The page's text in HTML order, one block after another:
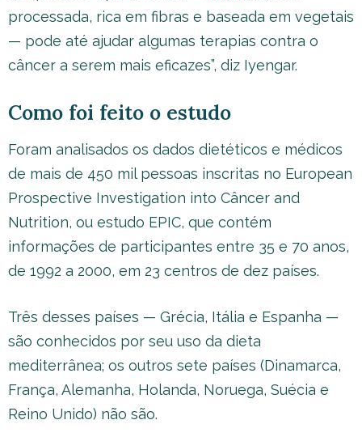
processada, rica em fibras e baseada em vegetais
— pode até ajudar algumas terapias contra o
câncer a serem mais eficazes”, diz Iyengar.
Como foi feito o estudo
Foram analisados os dados dietéticos e médicos
de mais de 450 mil pessoas inscritas no European
Prospective Investigation into Câncer and
Nutrition, ou estudo EPIC, que contém
informações de participantes entre 35 e 70 anos,
de 1992 a 2000, em 23 centros de dez países.
Três desses países — Grécia, Itália e Espanha —
são conhecidos por seu uso da dieta
mediterrânea; os outros sete países (Dinamarca,
França, Alemanha, Holanda, Noruega, Suécia e
Reino Unido) não são.